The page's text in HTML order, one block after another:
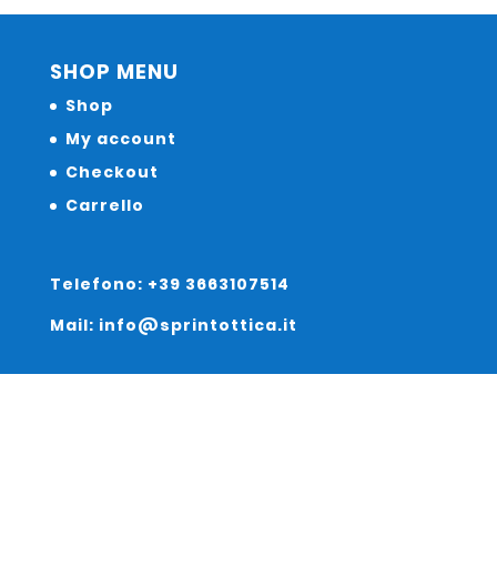
SHOP MENU
Shop
My account
Checkout
Carrello
Telefono: +39 3663107514
Mail: info@sprintottica.it